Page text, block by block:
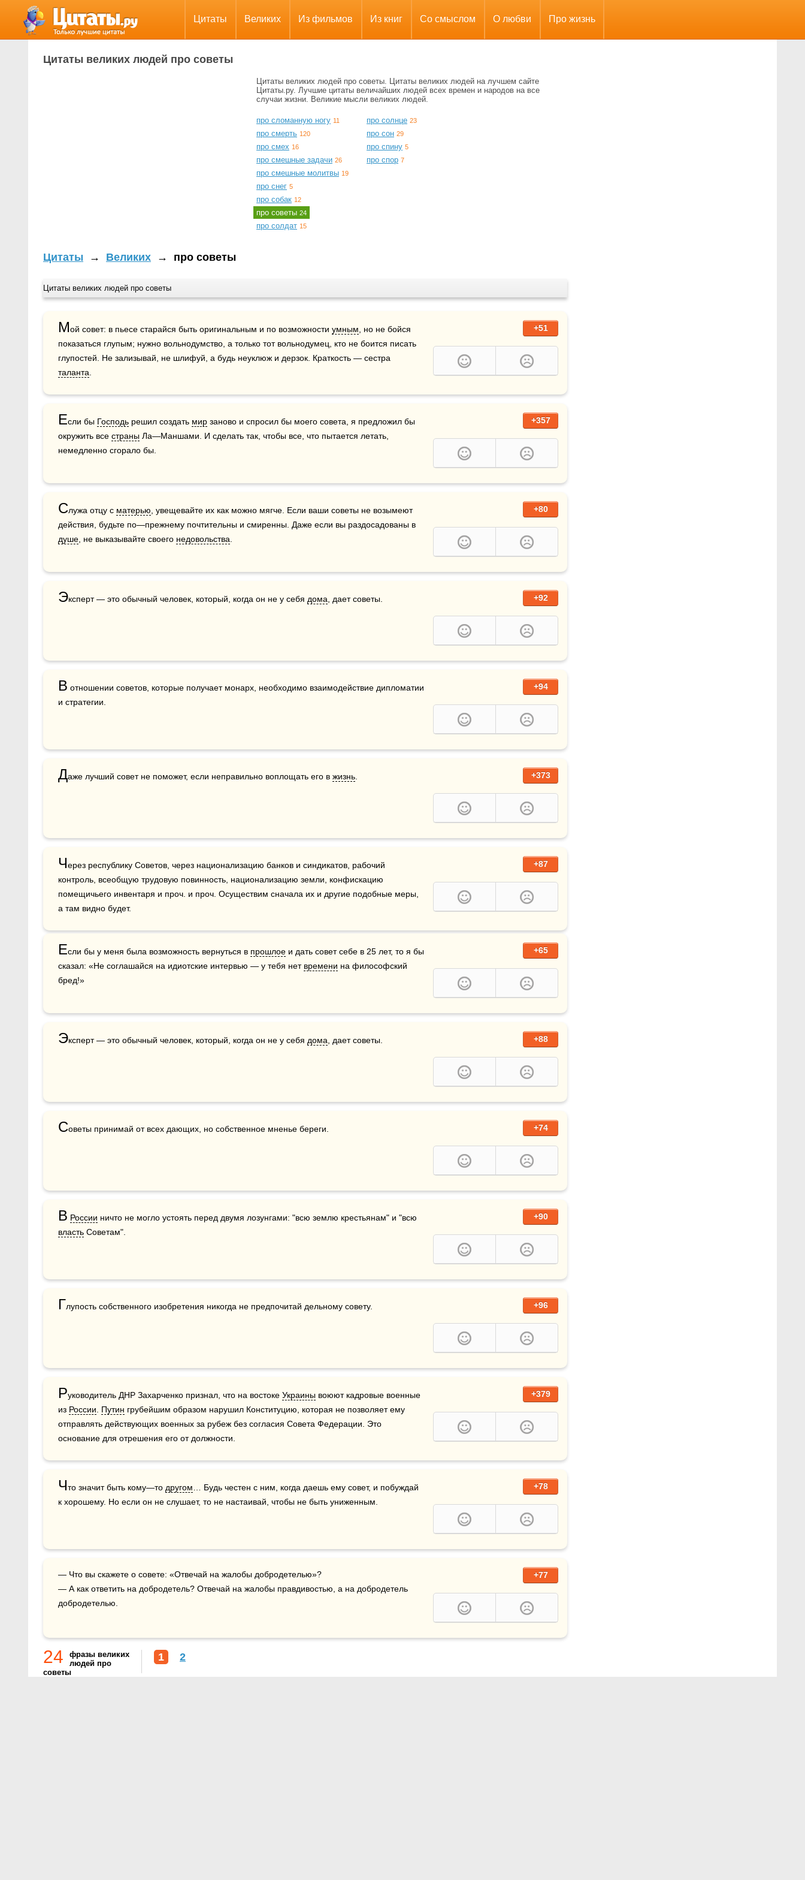
Цитаты Великих Из фильмов Из книг Со смыслом О любви Про жизнь
Цитаты великих людей про советы
Цитаты великих людей про советы. Цитаты великих людей на лучшем сайте
Цитаты.ру. Лучшие цитаты величайших людей всех времен и народов на все
случаи жизни. Великие мысли великих людей.
про сломанную ногу 11
про смерть 120
про смех 16
про смешные задачи 26
про смешные молитвы 19
про снег 5
про собак 12
про советы 24
про солдат 15
про солнце 23
про сон 29
про спину 5
про спор 7
Цитаты → Великих → про советы
Цитаты великих людей про советы
+51
Мой совет: в пьесе старайся быть оригинальным и по возможности умным , но не бойся
показаться глупым; нужно вольнодумство, а только тот вольнодумец, кто не боится писать
таланта
+357
Если бы Господь решил создать мир заново и спросил бы моего совета, я предложил бы
окружить все страны Ла—Маншами. И сделать так, чтобы все, что пытается летать,
немедленно сгорало бы.
+80
Служа отцу с матерью , увещевайте их как можно мягче. Если ваши советы не возымеют
душе , не выказывайте своего недовольства
+92
Эксперт — это обычный человек, который, когда он не у себя дома , дает советы.
+94
В отношении советов, которые получает монарх, необходимо взаимодействие дипломатии
и стратегии.
+373
Даже лучший совет не поможет, если неправильно воплощать его в жизнь
+87
Через республику Советов, через национализацию банков и синдикатов, рабочий
контроль, всеобщую трудовую повинность, национализацию земли, конфискацию
помещичьего инвентаря и проч. и проч. Осуществим сначала их и другие подобные меры,
а там видно будет.
+65
Если бы у меня была возможность вернуться в прошлое и дать совет себе в 25 лет, то я бы
сказал: «Не соглашайся на идиотские интервью — у тебя нет времени на философский
бред!»
+88
Эксперт — это обычный человек, который, когда он не у себя дома , дает советы.
+74
С
+90
В России
власть Советам".
+96
Глупость собственного изобретения никогда не предпочитай дельному совету.
+379
Руководитель ДНР Захарченко признал, что на востоке Украины воюют кадровые военные
из России Путин грубейшим образом нарушил Конституцию, которая не позволяет ему
отправлять действующих военных за рубеж без согласия Совета Федерации. Это
основание для отрешения его от должности.
+78
Что значит быть кому—то другом … Будь честен с ним, когда даешь ему совет, и побуждай
к хорошему. Но если он не слушает, то не настаивай, чтобы не быть униженным.
+77
— Что вы скажете о совете: «Отвечай на жалобы добродетелью»?
— А как ответить на добродетель? Отвечай на жалобы правдивостью, а на добродетель
добродетелью.
24
фразы великих
людей про
советы
1 2